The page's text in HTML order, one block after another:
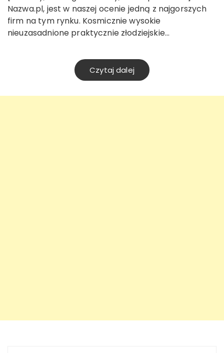
Nazwa.pl, jest w naszej ocenie jedną z najgorszych
firm na tym rynku. Kosmicznie wysokie
nieuzasadnione praktycznie złodziejskie…
Czytaj dalej